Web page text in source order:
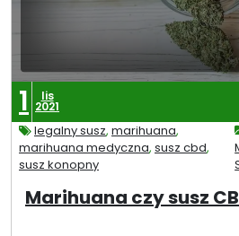
r
i
h
u
a
n
a
1 lis
2021
legalny susz, marihuana,
marihuana medyczna, susz cbd,
susz konopny
Marihuana czy susz